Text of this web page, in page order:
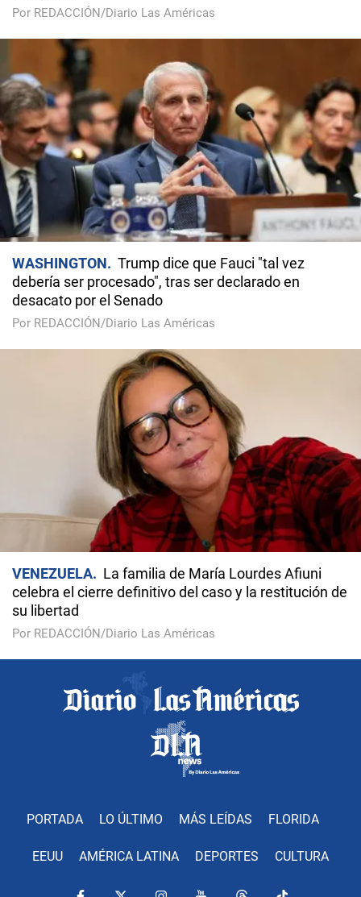
Por REDACCIÓN/Diario Las Américas
WASHINGTON
Trump dice que Fauci "tal vez
debería ser procesado", tras ser declarado en
desacato por el Senado
Por REDACCIÓN/Diario Las Américas
VENEZUELA
La familia de María Lourdes Afiuni
celebra el cierre definitivo del caso y la restitución de
su libertad
Por REDACCIÓN/Diario Las Américas
PORTADA LO ÚLTIMO MÁS LEÍDAS FLORIDA
EEUU AMÉRICA LATINA DEPORTES CULTURA